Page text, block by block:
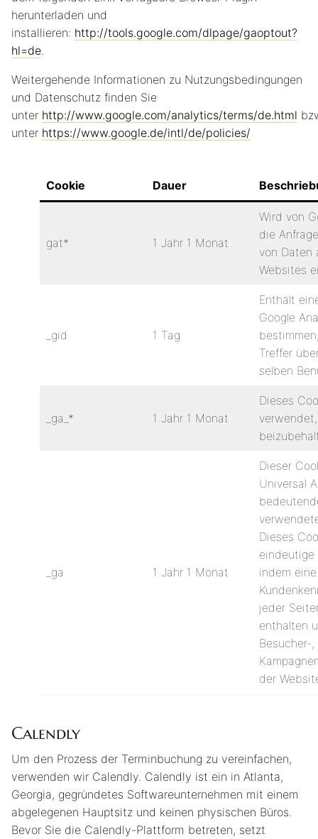
herunterladen und
installieren: http://tools.google.com/dlpage/gaoptout?
hl=de.
Weitergehende Informationen zu Nutzungsbedingungen
und Datenschutz finden Sie
unter http://www.google.com/analytics/terms/de.html
unter https://www.google.de/intl/de/policies/
Cookie Dauer
gat* 1 Jahr 1 Monat
Wird von
die
von Daten
Websites
_gid 1 Tag
Enthält
Google
Treffer
selben
_ga_* 1 Jahr 1 Monat
Dieses
_ga 1 Jahr 1 Monat
Dieser
Universal
Dieses
eindeutige
indem
jeder
enthalten
Besucher-
der
Calendly
Um den Prozess der Terminbuchung zu vereinfachen,
verwenden wir Calendly. Calendly ist ein in Atlanta,
Georgia, gegründetes Softwareunternehmen mit einem
abgelegenen Hauptsitz und keinen physischen Büros.
Bevor Sie die Calendly-Plattform betreten, setzt